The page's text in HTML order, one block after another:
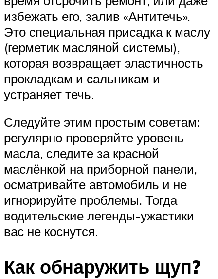
избежать его, залив «Антитечь».
Это специальная присадка к маслу
(герметик масляной системы),
которая возвращает эластичность
прокладкам и сальникам и
устраняет течь.
Следуйте этим простым советам:
регулярно проверяйте уровень
масла, следите за красной
маслёнкой на приборной панели,
осматривайте автомобиль и не
игнорируйте проблемы. Тогда
водительские легенды-ужастики
вас не коснутся.
Как обнаружить щуп?